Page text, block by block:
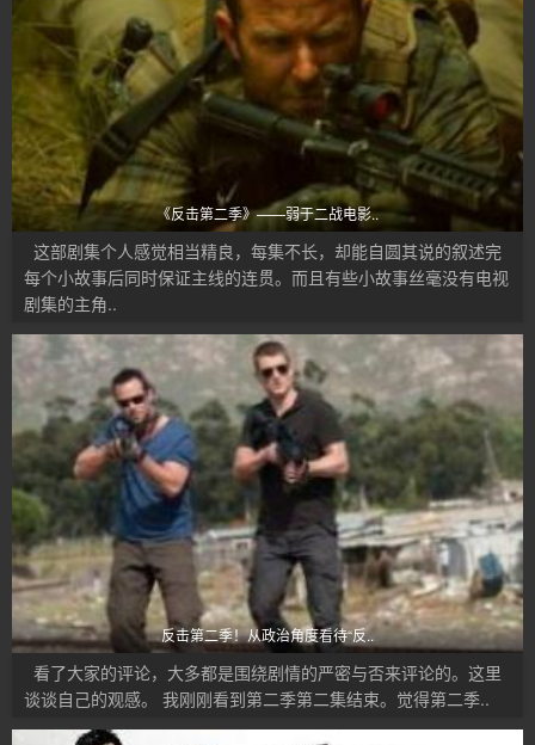
《反击第二季》——弱于二战电影..
这部剧集个人感觉相当精良，每集不长，却能自圆其说的叙述完
每个小故事后同时保证主线的连贯。而且有些小故事丝毫没有电视
剧集的主角..
反击第二季！从政治角度看待“反..
看了大家的评论，大多都是围绕剧情的严密与否来评论的。这里
谈谈自己的观感。 我刚刚看到第二季第二集结束。觉得第二季..